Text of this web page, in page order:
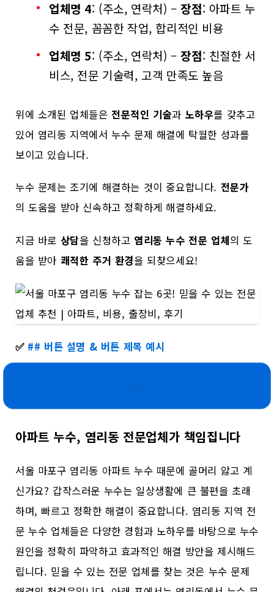
업체명 4: (주소, 연락처) –장점: 아파트 누
수 전문, 꼼꼼한 작업, 합리적인 비용
업체명 5: (주소, 연락처) –장점: 친절한 서
비스, 전문 기술력, 고객 만족도 높음
위에 소개된 업체들은전문적인 기술과 노하우를 갖추고
있어 염리동 지역에서 누수 문제 해결에 탁월한 성과를
보이고 있습니다.
누수 문제는 조기에 해결하는 것이 중요합니다. 전문가
의 도움을 받아 신속하고 정확하게 해결하세요.
지금 바로 상담을 신청하고 염리동 누수 전문 업체의 도
움을 받아 쾌적한 주거 환경을 되찾으세요!
✅ ## 버튼 설명 & 버튼 제목 예시
아파트 누수, 염리동 전문업체가 책임집니다
서울 마포구 염리동 아파트 누수 때문에 골머리 앓고 계
신가요? 갑작스러운 누수는 일상생활에 큰 불편을 초래
하며, 빠르고 정확한 해결이 중요합니다. 염리동 지역 전
문 누수 업체들은 다양한 경험과 노하우를 바탕으로 누수
원인을 정확히 파악하고 효과적인 해결 방안을 제시해드
립니다. 믿을 수 있는 전문 업체를 찾는 것은 누수 문제